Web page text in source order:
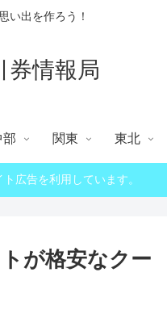
い出を作ろう！
券情報局
部 関東 東北
広告を利用しています。
が格安なクー